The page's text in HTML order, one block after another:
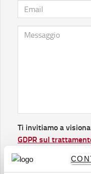
Ti invitiamo a
GDPR sul
Letta e compresa
Esprimo il